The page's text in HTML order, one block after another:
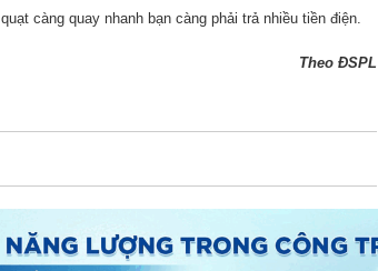
càng quay nhanh bạn càng phải trả nhiều tiền điện.
Theo ĐSPL